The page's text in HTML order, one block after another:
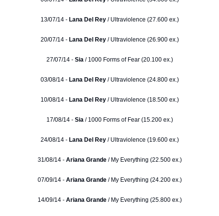
13/07/14 -Lana Del Rey / Ultraviolence (27.600 ex.)
20/07/14 -Lana Del Rey/ Ultraviolence (26.900 ex.)
27/07/14 - Sia / 1000 Forms of Fear (20.100 ex.)
03/08/14 - Lana Del Rey / Ultraviolence (24.800 ex.)
10/08/14 - Lana Del Rey/ Ultraviolence (18.500 ex.)
17/08/14 - Sia / 1000 Forms of Fear (15.200 ex.)
24/08/14 -Lana Del Rey/ Ultraviolence (19.600 ex.)
31/08/14 - Ariana Grande/ My Everything (22.500 ex.)
07/09/14 - Ariana Grande/ My Everything (24.200 ex.)
14/09/14 - Ariana Grande/ My Everything (25.800 ex.)